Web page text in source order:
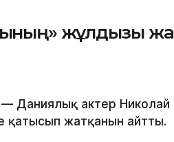
жұлдызы
— Даниялық актер Николай
қатысып жатқанын айтты.